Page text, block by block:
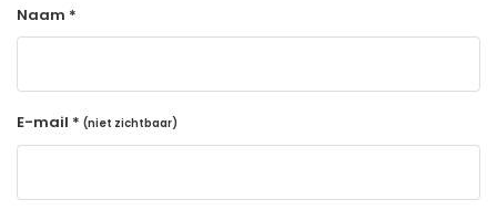
Naam *
E-mail * (niet zichtbaar)